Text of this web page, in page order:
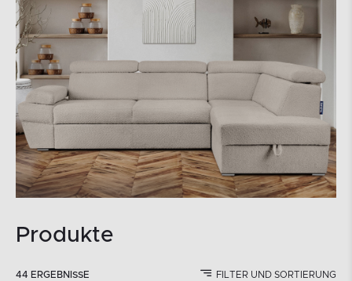
Produkte
44 ERGEBNISSE FILTER UND SORTIERUNG